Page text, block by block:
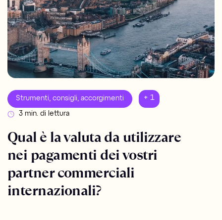
Strumenti, consigli, accorgimenti + 1
3 min. di lettura
Qual è la valuta da utilizzare
nei pagamenti dei vostri
partner commerciali
internazionali?